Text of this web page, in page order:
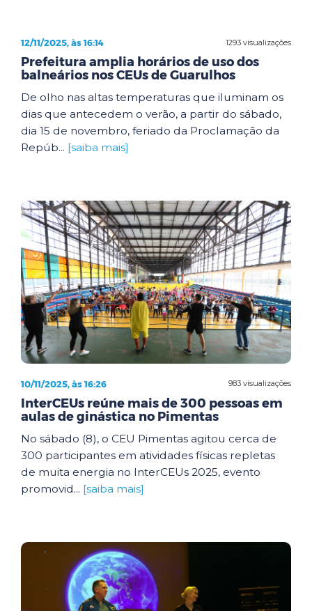
1293 visualizações
12/11/2025, às 16:14
Prefeitura amplia horários de uso dos
balneários nos CEUs de Guarulhos
De olho nas altas temperaturas que iluminam os
dias que antecedem o verão, a partir do sábado,
dia 15 de novembro, feriado da Proclamação da
Repúb... [saiba mais]
983 visualizações
10/11/2025, às 16:26
InterCEUs reúne mais de 300 pessoas em
aulas de ginástica no Pimentas
No sábado (8), o CEU Pimentas agitou cerca de
300 participantes em atividades físicas repletas
de muita energia no InterCEUs 2025, evento
promovid... [saiba mais]